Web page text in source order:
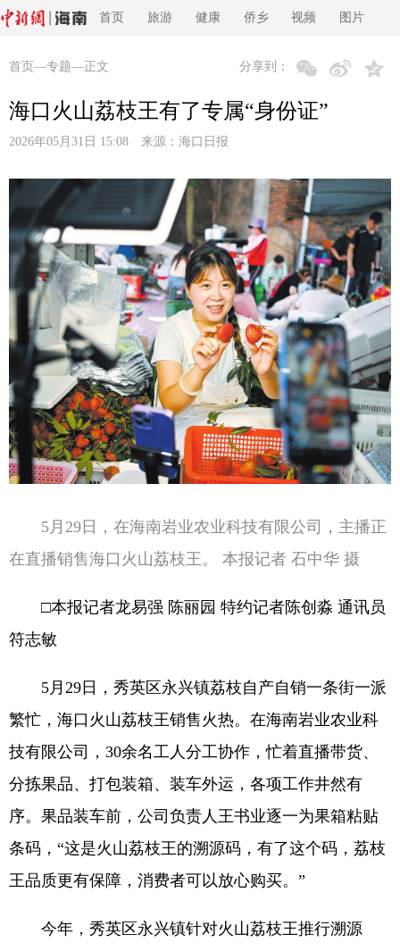
首页 旅游 健康 侨乡 视频 图片
首页 —专题—正文 分享到：
海口火山荔枝王有了专属“身份证”
2026年05月31日 15:08 来源： 海口日报
5月29日，在海南岩业农业科技有限公司，主播正
在直播销售海口火山荔枝王。 本报记者 石中华 摄
□本报记者龙易强 陈丽园 特约记者陈创淼 通讯员
符志敏
5月29日，秀英区永兴镇荔枝自产自销一条街一派
繁忙，海口火山荔枝王销售火热。在海南岩业农业科
技有限公司，30余名工人分工协作，忙着直播带货、
分拣果品、打包装箱、装车外运，各项工作井然有
序。果品装车前，公司负责人王书业逐一为果箱粘贴
条码，“这是火山荔枝王的溯源码，有了这个码，荔枝
王品质更有保障，消费者可以放心购买。”
今年，秀英区永兴镇针对火山荔枝王推行溯源